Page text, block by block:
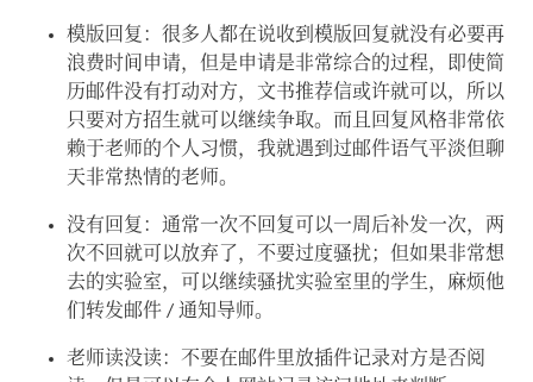
模版回复：很多人都在说收到模版回复就没有必要再
浪费时间申请，但是申请是非常综合的过程，即使简
历邮件没有打动对方，文书推荐信或许就可以，所以
只要对方招生就可以继续争取。而且回复风格非常依
赖于老师的个人习惯，我就遇到过邮件语气平淡但聊
天非常热情的老师。
没有回复：通常一次不回复可以一周后补发一次，两
次不回就可以放弃了，不要过度骚扰；但如果非常想
去的实验室，可以继续骚扰实验室里的学生，麻烦他
们转发邮件 / 通知导师。
老师读没读：不要在邮件里放插件记录对方是否阅